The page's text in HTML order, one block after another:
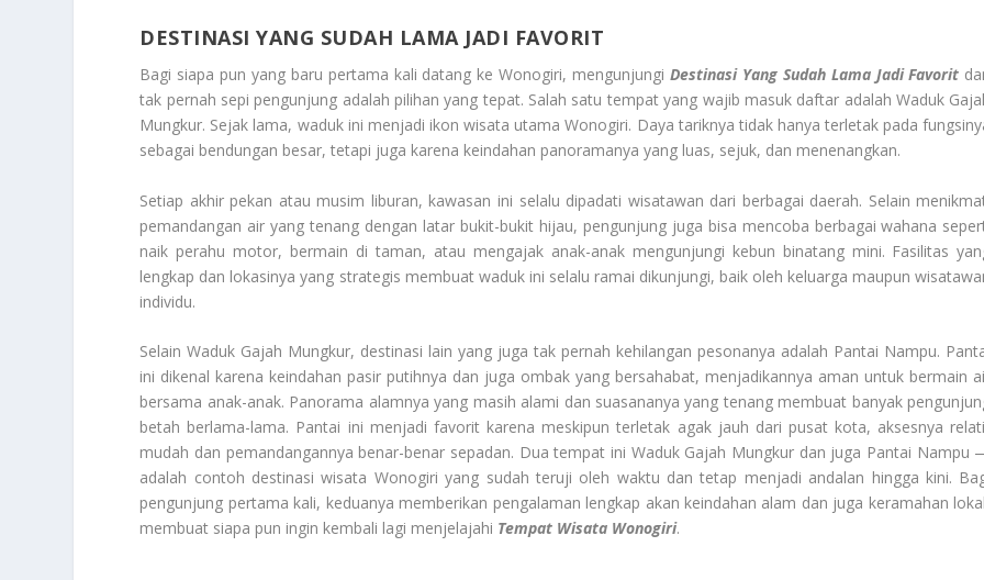
DESTINASI YANG SUDAH LAMA JADI FAVORIT
Bagi siapa pun yang baru pertama kali datang ke Wonogiri, mengunjungiDestinasi Yang Sudah Lama Jadi Favorit
tak pernah sepi pengunjung adalah pilihan yang tepat. Salah satu tempat yang wajib masuk daftar adalah Waduk
Mungkur. Sejak lama, waduk ini menjadi ikon wisata utama Wonogiri. Daya tariknya tidak hanya terletak pada
sebagai bendungan besar, tetapi juga karena keindahan panoramanya yang luas, sejuk, dan menenangkan.
Setiap akhir pekan atau musim liburan, kawasan ini selalu dipadati wisatawan dari berbagai daerah. Selain
pemandangan air yang tenang dengan latar bukit-bukit hijau, pengunjung juga bisa mencoba berbagai wahana
naik perahu motor, bermain di taman, atau mengajak anak-anak mengunjungi kebun binatang mini. Fasilitas
lengkap dan lokasinya yang strategis membuat waduk ini selalu ramai dikunjungi, baik oleh keluarga maupun
individu.
Selain Waduk Gajah Mungkur, destinasi lain yang juga tak pernah kehilangan pesonanya adalah Pantai Nampu.
ini dikenal karena keindahan pasir putihnya dan juga ombak yang bersahabat, menjadikannya aman untuk bermain
bersama anak-anak. Panorama alamnya yang masih alami dan suasananya yang tenang membuat banyak
betah berlama-lama. Pantai ini menjadi favorit karena meskipun terletak agak jauh dari pusat kota, aksesnya
mudah dan pemandangannya benar-benar sepadan. Dua tempat ini Waduk Gajah Mungkur dan juga Pantai Nampu
adalah contoh destinasi wisata Wonogiri yang sudah teruji oleh waktu dan tetap menjadi andalan hingga kini.
pengunjung pertama kali, keduanya memberikan pengalaman lengkap akan keindahan alam dan juga keramahan
membuat siapa pun ingin kembali lagi menjelajahi Tempat Wisata Wonogiri.